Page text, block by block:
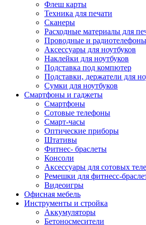
Флеш карты
Техника для печати
Сканеры
Расходные материалы для
Проводные и радиотелефоны
Аксессуары для ноутбуков
Наклейки для ноутбуков
Подставка под компютер
Подставки, держатели для
Сумки для ноутбуков
Смартфоны и гаджеты
Смартфоны
Сотовые телефоны
Смарт-часы
Оптические приборы
Штативы
Фитнес- браслеты
Консоли
Аксессуары для сотовых
Ремешки для фитнесс-
Видеоигры
Офисная мебель
Инструменты и стройка
Аккумуляторы
Бетоносмесители